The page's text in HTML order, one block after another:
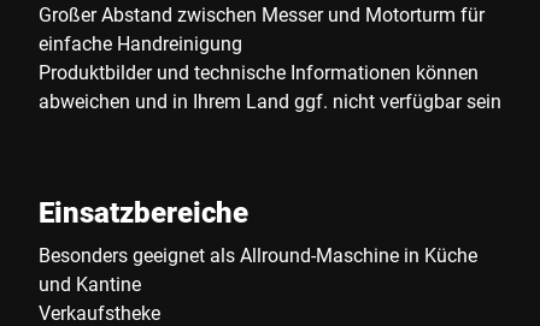
Großer Abstand zwischen Messer und Motorturm für
einfache Handreinigung
Produktbilder und technische Informationen können
abweichen und in Ihrem Land ggf. nicht verfügbar sein
Einsatzbereiche
Besonders geeignet als Allround-Maschine in Küche
und Kantine
Verkaufstheke